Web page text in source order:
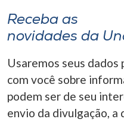
Receba as
novidades da
Usaremos seus
com você sobre
podem ser de seu
envio da divulgação, a